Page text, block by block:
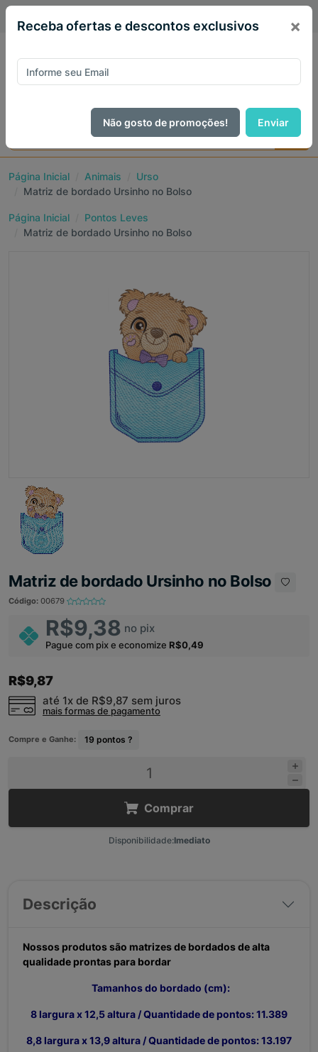
Página Inicial Animais
Urso
Matriz de bordado Ursinho no Bolso
Página Inicial
Pontos Leves
Matriz de bordado Ursinho no Bolso
Matriz de bordado Ursinho no Bolso
Código: 00679
R$9,38 no pix
Pague com pix e economize R$0,49
R$9,87
até 1x de R$9,87 sem juros
mais formas de pagamento
Compre e Ganhe: 19 pontos ?
Comprar
Disponibilidade:Imediato
Descrição
Nossos produtos são matrizes de bordados de alta
qualidade prontas para bordar
Tamanhos do bordado (cm):
8 largura x 12,5 altura / Quantidade de pontos: 11.389
8,8 largura x 13,9 altura / Quantidade de pontos: 13.197
Receba ofertas e descontos exclusivos ×
Não gosto de promoções! Enviar